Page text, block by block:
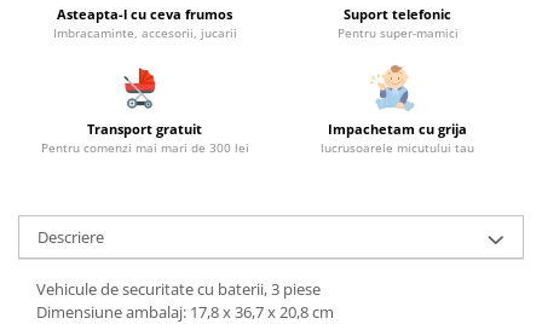
Accesorii
Role, patine cu rotile
Asteapta-l cu ceva frumos
Imbracaminte, accesorii, jucarii
Suport telefonic
Pentru super-mamici
Transport gratuit
Pentru comenzi mai mari de 300 lei
Impachetam cu grija
lucrusoarele micutului tau
Descriere
Vehicule de securitate cu baterii, 3 piese
Dimensiune ambalaj: 17,8 x 36,7 x 20,8 cm